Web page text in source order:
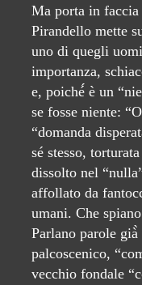
Ma porta in faccia
Pirandello mette
uno di quegli
importanza,
e, poiché́ è un
se fosse niente:
“domanda
sé stesso,
dissolto nel
affollato da
umani. Che
Parlano parole
palcoscenico,
vecchio fondale